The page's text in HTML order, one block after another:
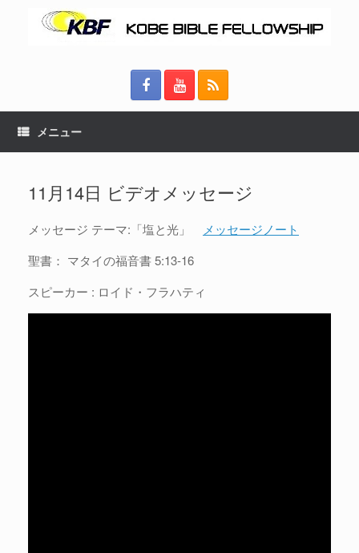
メニュー
11月14日 ビデオメッセージ
メッセージ テーマ:「塩と光」
メッセージノート
聖書： マタイの福音書 5:13-16
スピーカー : ロイド・フラハティ